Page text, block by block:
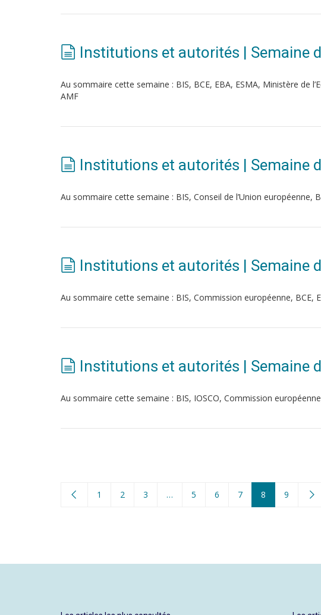
Institutions et autorités | Semaine
Au sommaire cette semaine : BIS, BCE, EBA, ESMA, Ministère de
AMF
Institutions et autorités | Semaine
Au sommaire cette semaine : BIS, Conseil de l’Union européenne,
Institutions et autorités | Semaine
Au sommaire cette semaine : BIS, Commission européenne, BCE,
Institutions et autorités | Semaine
Au sommaire cette semaine : BIS, IOSCO, Commission
1 2 3 … 5 6 7 8 9